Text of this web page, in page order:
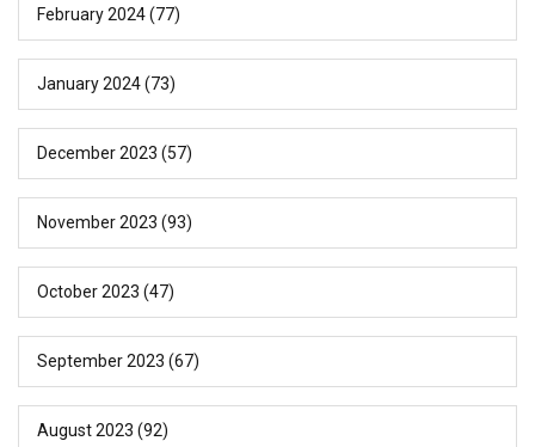
February 2024(77)
January 2024(73)
December 2023 (57)
November 2023 (93)
October 2023 (47)
September 2023 (67)
August 2023 (92)